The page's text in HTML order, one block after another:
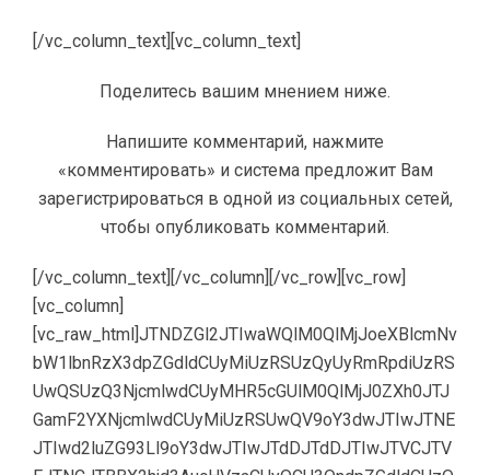
[/vc_column_text][vc_column_text]
Поделитесь вашим мнением ниже.
Напишите комментарий, нажмите
«комментировать» и система предложит Вам
зарегистрироваться в одной из социальных сетей,
чтобы опубликовать комментарий.
[/vc_column_text][/vc_column][/vc_row][vc_row]
[vc_column]
[vc_raw_html]JTNDZGl2JTIwaWQlM0QlMjJoeXBlcmNv
bW1lbnRzX3dpZGdldCUyMiUzRSUzQyUyRmRpdiUzRS
UwQSUzQ3NjcmlwdCUyMHR5cGUlM0QlMjJ0ZXh0JTJ
GamF2YXNjcmlwdCUyMiUzRSUwQV9oY3dwJTIwJTNE
JTIwd2luZG93Ll9oY3dwJTIwJTdDJTdDJTIwJTVCJTV